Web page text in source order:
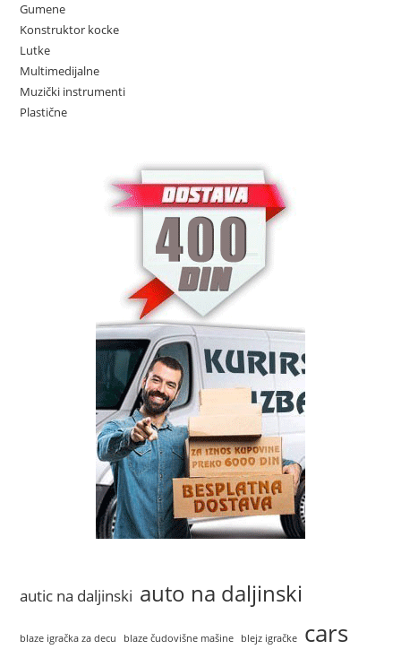
Gumene
Konstruktor kocke
Lutke
Multimedijalne
Muzički instrumenti
Plastične
autic na daljinski auto na daljinski
blaze igračka za decu blaze čudovišne mašine blejz igračke cars